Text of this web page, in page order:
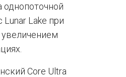
однопоточной
Lake при
увеличением
Core Ultra